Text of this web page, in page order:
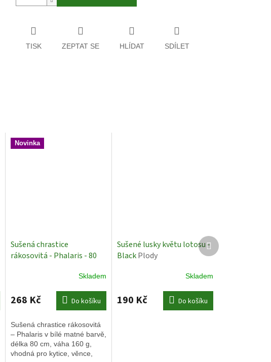
TISK ZEPTAT SE HLÍDAT SDÍLET
Novinka
Sušená chrastice
rákosovitá - Phalaris - 80
Skladem
268 Kč Do košíku
Sušená chrastice rákosovitá
– Phalaris v bílé matné barvě,
délka 80 cm, váha 160 g,
vhodná pro kytice, věnce,
Sušené lusky květu lotosu -
BlackPlody
Skladem
190 Kč Do košíku
Další
produkt